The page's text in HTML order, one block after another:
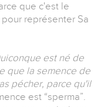
que c'est le
représenter Sa
est né de
que la semence de
pécher, parce qu'il
est “sperma”.